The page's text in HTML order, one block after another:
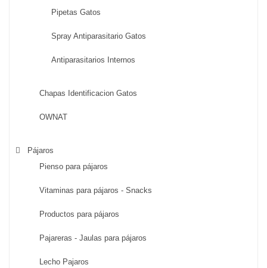
Pipetas Gatos
Spray Antiparasitario Gatos
Antiparasitarios Internos
Chapas Identificacion Gatos
OWNAT
Pájaros
Pienso para pájaros
Vitaminas para pájaros - Snacks
Productos para pájaros
Pajareras - Jaulas para pájaros
Lecho Pajaros